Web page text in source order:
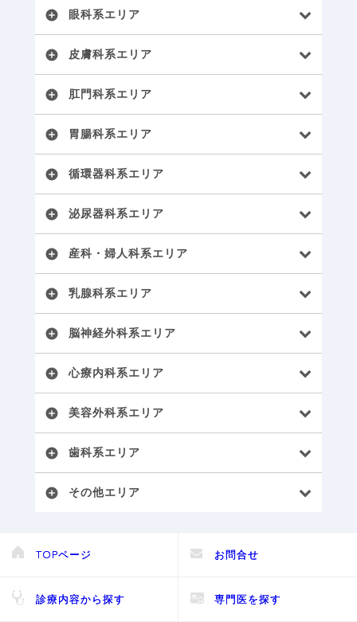
add_circle 眼科系エリア
add_circle 皮膚科系エリア
add_circle 肛門科系エリア
add_circle 胃腸科系エリア
add_circle 循環器科系エリア
add_circle 泌尿器科系エリア
add_circle 産科・婦人科系エリア
add_circle 乳腺科系エリア
add_circle 脳神経外科系エリア
add_circle 心療内科系エリア
add_circle 美容外科系エリア
add_circle 歯科系エリア
add_circle その他エリア
TOPページ お問合せ
診療内容から探す 専門医を探す